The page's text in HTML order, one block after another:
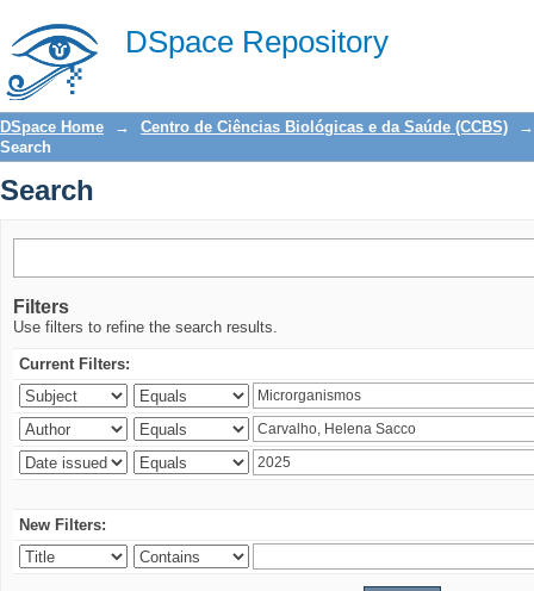
DSpace Repository
Search
DSpace Home → Centro de Ciências Biológicas e da Saúde (CCBS)
→
Search
Search
Filters
Use filters to refine the search results.
Current Filters:
New Filters: